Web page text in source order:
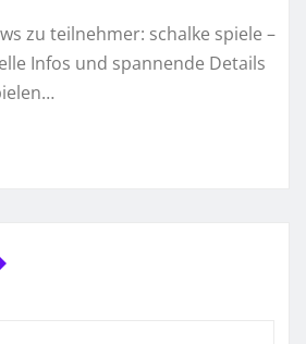
zu teilnehmer: schalke spiele –
Infos und spannende Details